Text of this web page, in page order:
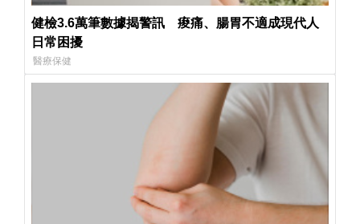
健檢3.6萬筆數據揭警訊 痠痛、腸胃不適成現代人
日常困擾
醫療保健